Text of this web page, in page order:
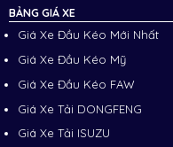
BẢNG GIÁ XE
Giá Xe Đầu Kéo Mới Nhất
Giá Xe Đầu Kéo Mỹ
Giá Xe Đầu Kéo FAW
Giá Xe Tải DONGFENG
Giá Xe Tải ISUZU